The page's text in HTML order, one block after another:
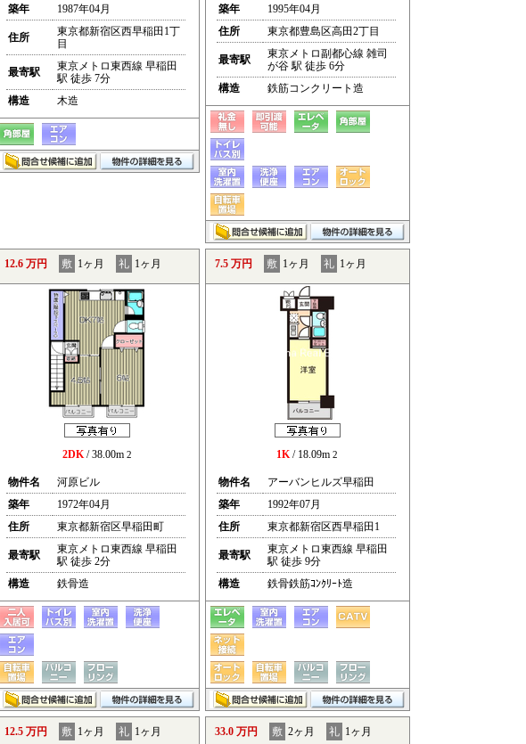
築年
1987年04月
住所
東京都新宿区西早稲田1丁
目
最寄駅
東京メトロ東西線 早稲田
駅 徒歩 7分
構造
木造
築年
1995年04月
住所
東京都豊島区高田2丁目
最寄駅
東京メトロ副都心線 雑司
が谷 駅 徒歩 6分
構造
鉄筋コンクリート造
12.6 万円 敷 1ヶ月 礼 1ヶ月
2DK/ 38.00m 2
物件名
河原ビル
築年
1972年04月
住所
東京都新宿区早稲田町
最寄駅
東京メトロ東西線 早稲田
駅 徒歩 2分
構造
鉄骨造
7.5 万円 敷 1ヶ月 礼 1ヶ月
1K/ 18.09m 2
物件名
アーバンヒルズ早稲田
築年
1992年07月
住所
東京都新宿区西早稲田1
最寄駅
東京メトロ東西線 早稲田
駅 徒歩 9分
構造
鉄骨鉄筋ｺﾝｸﾘｰﾄ造
12.5 万円 敷 1ヶ月 礼 1ヶ月 33.0 万円 敷 2ヶ月 礼 1ヶ月